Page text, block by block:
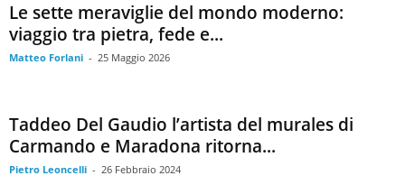
Le sette meraviglie del mondo moderno:
viaggio tra pietra, fede e...
Matteo Forlani - 25 Maggio 2026
Taddeo Del Gaudio l’artista del murales di
Carmando e Maradona ritorna...
Pietro Leoncelli - 26 Febbraio 2024